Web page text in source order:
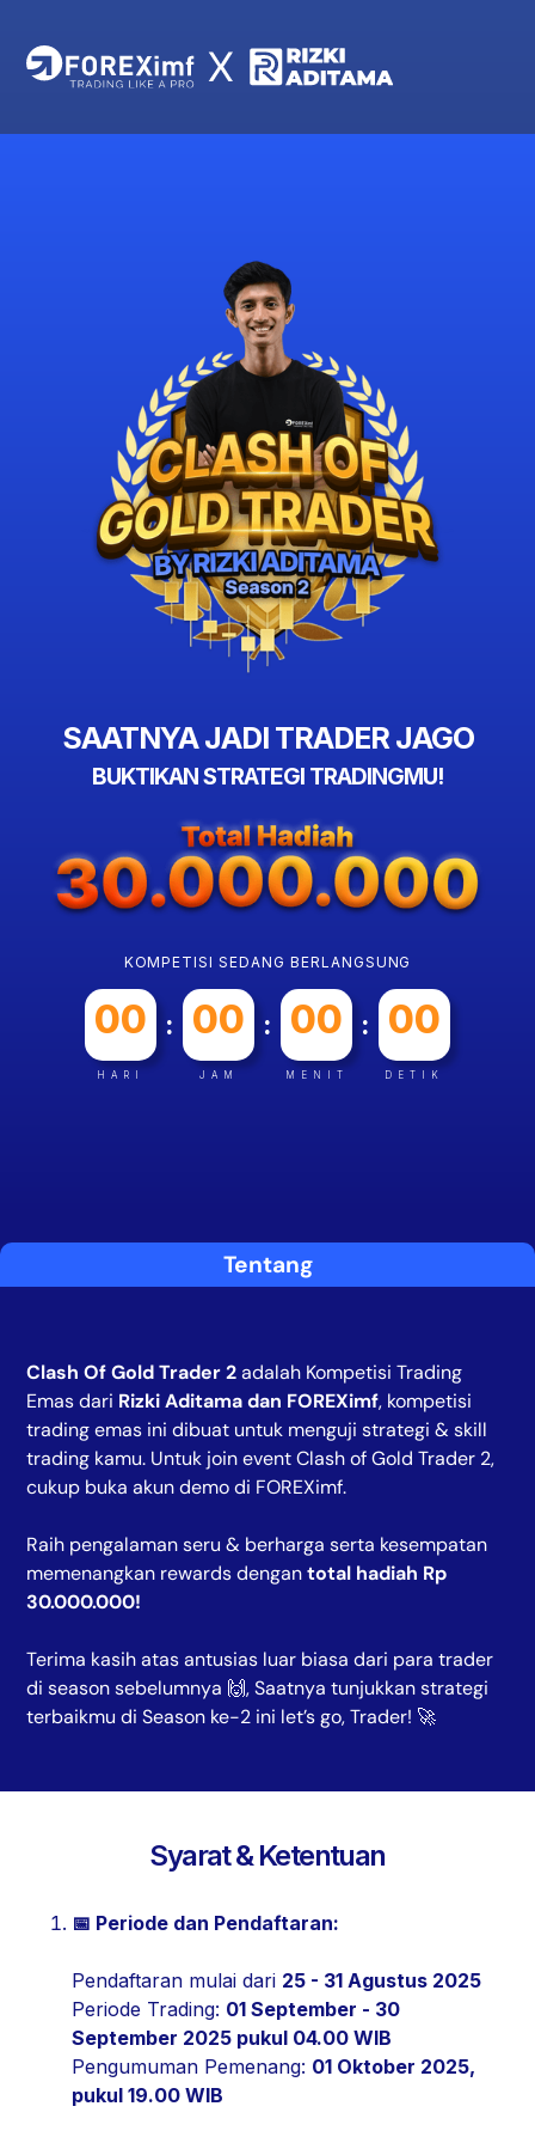
SAATNYA JADI TRADER JAGO
BUKTIKAN STRATEGI TRADINGMU!
KOMPETISI SEDANG BERLANGSUNG
00
HARI
: 00
JAM
: 00
MENIT
: 00
DETIK
Tentang
Clash Of Gold Trader 2adalah Kompetisi Trading
Emas dari Rizki Aditama dan FOREXimf, kompetisi
trading emas ini dibuat untuk menguji strategi & skill
trading kamu. Untuk join event Clash of Gold Trader 2,
cukup buka akun demo di FOREXimf.
Raih pengalaman seru & berharga serta kesempatan
memenangkan rewards dengantotal hadiah Rp
30.000.000!
Terima kasih atas antusias luar biasa dari para trader
di season sebelumnya 🙌, Saatnya tunjukkan strategi
terbaikmu di Season ke-2 ini let’s go, Trader! 🚀
Syarat & Ketentuan
📅 Periode dan Pendaftaran:
Pendaftaran mulai dari 25 - 31 Agustus 2025
Periode Trading: 01 September - 30
September 2025 pukul 04.00 WIB
Pengumuman Pemenang: 01 Oktober 2025,
pukul 19.00 WIB